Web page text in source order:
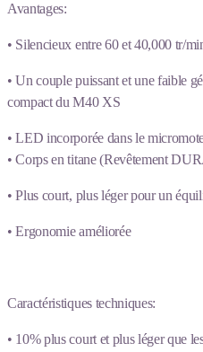
Avantages:
• Silencieux entre 60 et 40,000 tr/
• Un couple puissant et une faible
compact du M40 XS
• LED incorporée dans le
• Corps en titane (Revêtement
• Plus court, plus léger pour un
• Ergonomie améliorée
Caractéristiques techniques:
• 10% plus court et plus léger que